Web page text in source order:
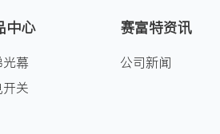
中心
幕
关
赛富特资讯
公司新闻